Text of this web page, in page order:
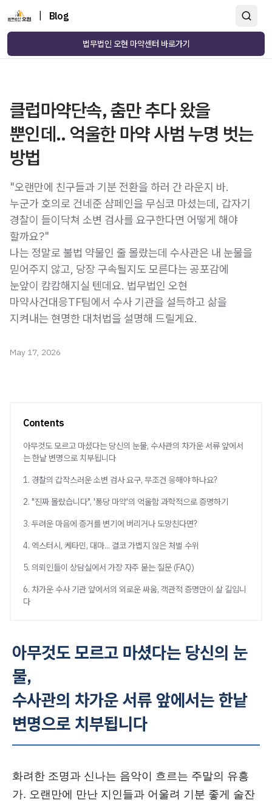
Blog
법무법인 오현 마약센터 바로가기
클럽마약단속, 춤만 추다 왔을
뿐인데.. 억울한 마약 사범 누명 벗는
방법
"오랜만에 친구들과 기분 전환을 하러 간 라운지 바.
누군가 호의로 건네준 샴페인을 무심코 마셨는데, 갑자기
경찰이 들이닥쳐 소변 검사를 요구한다면 어떻게 해야
할까요?"
나는 정말로 불법 약물인 줄 몰랐는데 수사관은 내 눈물을
믿어주지 않고, 당장 구속될지도 모른다는 공포감에
눈앞이 캄캄해지실 텐데요. 법무법인 오현
마약사건대응TF팀에서 수사 기관을 설득하고 삶을
지켜내는 현명한 대처법을 설명해 드릴게요.
May 17, 2026
Contents
아무것도 모르고 마셨다는 당신의 눈물, 수사관의 차가운 서류 앞에서
는 한낱 변명으로 치부됩니다
1. 경찰의 갑작스러운 소변 검사 요구, 무조건 응해야 하나요?
2. "진짜 몰랐습니다", '퐁당 마약'의 억울함 과학적으로 증명하기
3. 두려운 마음에 증거를 변기에 버리거나 도망친다면?
4. 엑스터시, 케타민, 대마... 결코 가볍지 않은 처벌 수위
5. 의뢰인들이 상담실에서 가장 자주 묻는 질문 (FAQ)
6. 차가운 수사 기관 앞에서의 외로운 싸움, 객관적 증명만이 살 길입니
다
아무것도 모르고 마셨다는 당신의 눈
물,
수사관의 차가운 서류 앞에서는 한낱
변명으로 치부됩니다
화려한 조명과 신나는 음악이 흐르는 주말의 유흥
가. 오랜만에 만난 지인들과 어울려 기분 좋게 술잔